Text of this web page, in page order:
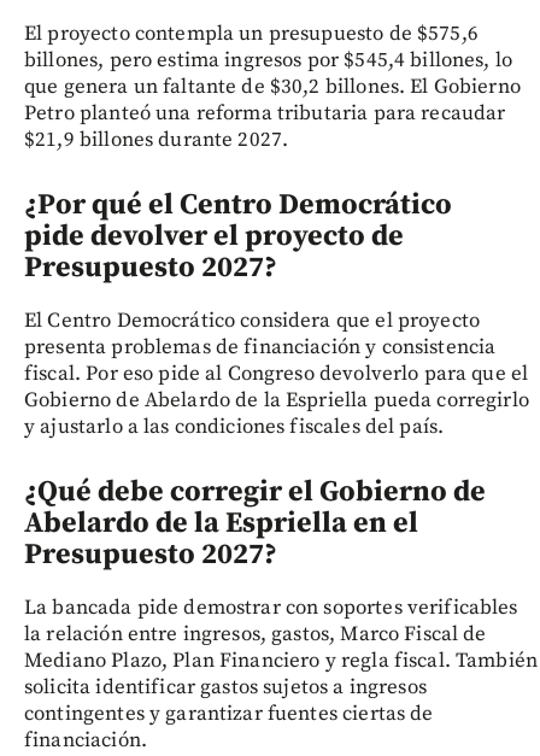
El proyecto contempla un presupuesto de $575,6
billones, pero estima ingresos por $545,4 billones, lo
que genera un faltante de $30,2 billones. El Gobierno
Petro planteó una reforma tributaria para recaudar
$21,9 billones durante 2027.
¿Por qué el Centro Democrático
pide devolver el proyecto de
Presupuesto 2027?
El Centro Democrático considera que el proyecto
presenta problemas de financiación y consistencia
fiscal. Por eso pide al Congreso devolverlo para que el
Gobierno de Abelardo de la Espriella pueda corregirlo
y ajustarlo a las condiciones fiscales del país.
¿Qué debe corregir el Gobierno de
Abelardo de la Espriella en el
Presupuesto 2027?
La bancada pide demostrar con soportes verificables
la relación entre ingresos, gastos, Marco Fiscal de
Mediano Plazo, Plan Financiero y regla fiscal. También
solicita identificar gastos sujetos a ingresos
contingentes y garantizar fuentes ciertas de
financiación.